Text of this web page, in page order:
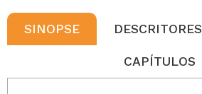
SINOPSE DESCRITORES
CAPÍTULOS